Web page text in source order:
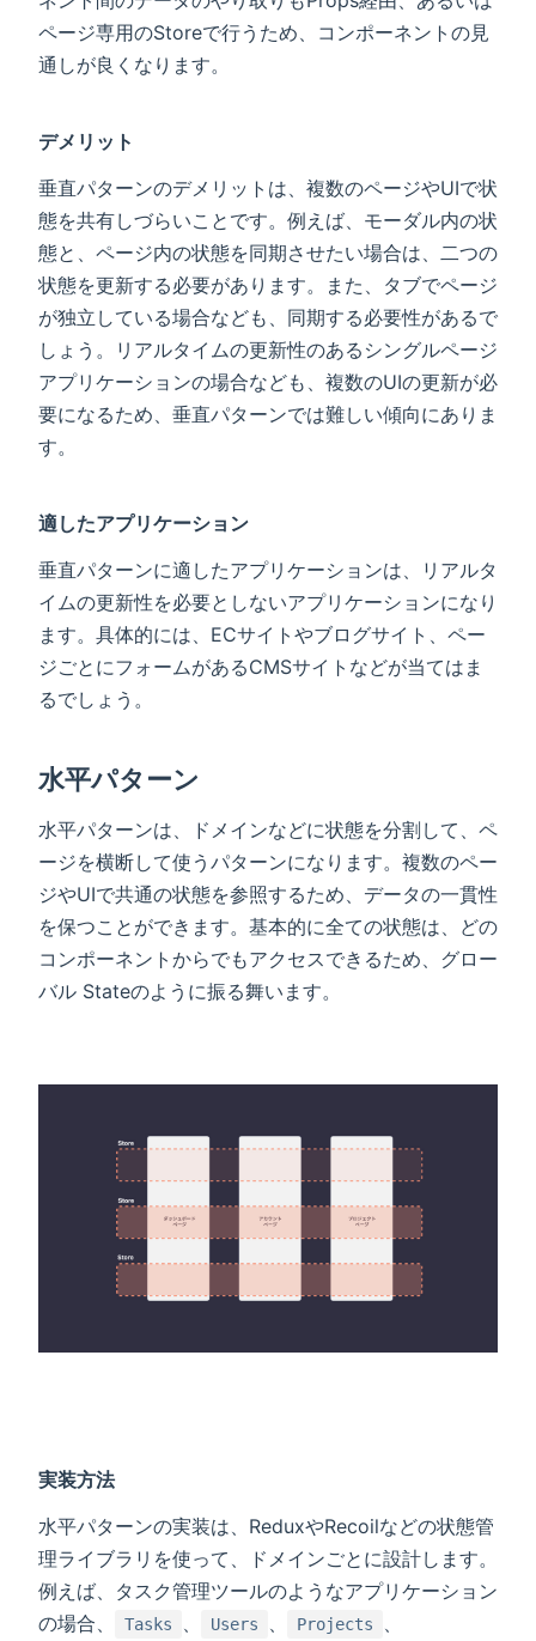
ページ専用のStoreで行うため、コンポーネントの見
通しが良くなります。
デメリット
垂直パターンのデメリットは、複数のページやUIで状
態を共有しづらいことです。例えば、モーダル内の状
態と、ページ内の状態を同期させたい場合は、二つの
状態を更新する必要があります。また、タブでページ
が独立している場合なども、同期する必要性があるで
しょう。リアルタイムの更新性のあるシングルページ
アプリケーションの場合なども、複数のUIの更新が必
要になるため、垂直パターンでは難しい傾向にありま
す。
適したアプリケーション
垂直パターンに適したアプリケーションは、リアルタ
イムの更新性を必要としないアプリケーションになり
ます。具体的には、ECサイトやブログサイト、ペー
ジごとにフォームがあるCMSサイトなどが当てはま
るでしょう。
水平パターン
水平パターンは、ドメインなどに状態を分割して、ペ
ージを横断して使うパターンになります。複数のペー
ジやUIで共通の状態を参照するため、データの一貫性
を保つことができます。基本的に全ての状態は、どの
コンポーネントからでもアクセスできるため、グロー
バル Stateのように振る舞います。
実装方法
水平パターンの実装は、ReduxやRecoilなどの状態管
理ライブラリを使って、ドメインごとに設計します。
例えば、タスク管理ツールのようなアプリケーション
の場合、
Tasks Users Projects